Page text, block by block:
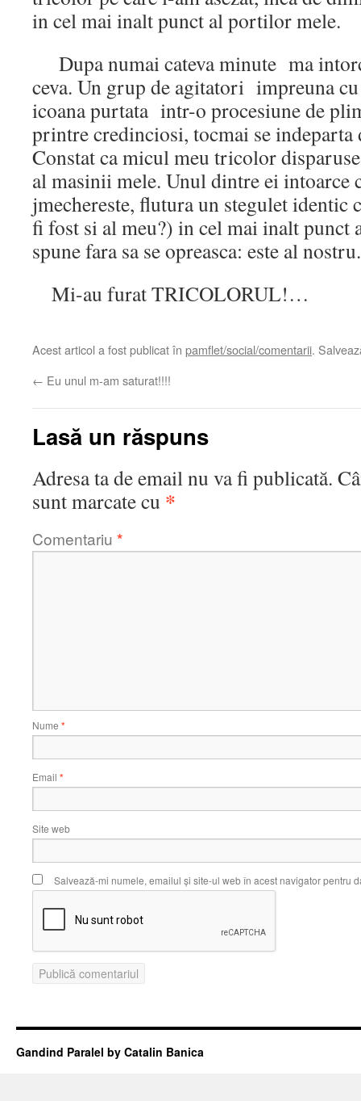
in cel mai inalt punct al portilor mele.
Dupa numai cateva minute ma
ceva. Un grup de agitatori impreuna
icoana purtata intr-o procesiune de
printre credinciosi, tocmai se indeparta
Constat ca micul meu tricolor
al masinii mele. Unul dintre ei intoarce
jmechereste, flutura un stegulet identic
fi fost si al meu?) in cel mai inalt punct
spune fara sa se opreasca: este al nostru.
Mi-au furat TRICOLORUL!…
Acest articol a fost publicat în pamflet/social/comentarii.
← Eu unul m-am saturat!!!!
Lasă un răspuns
Adresa ta de email nu va fi publicată.
sunt marcate cu *
Comentariu *
Nume *
Email *
Site web
Salvează-mi numele, emailul și site-ul web în acest navigator pentru
Gandind Paralel by Catalin Banica